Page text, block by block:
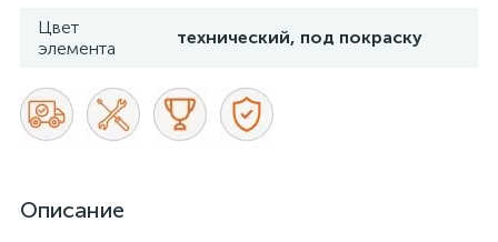
Цвет
элемента
технический, под покраску
Описание